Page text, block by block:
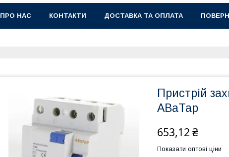
ПРО НАС КОНТАКТИ ДОСТАВКА ТА ОПЛАТА
Пристрій
АВаТар
653,12 ₴
Показати оптові ціни